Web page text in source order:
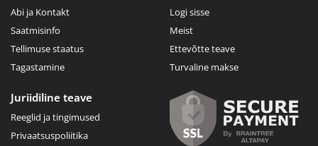
Abi ja Kontakt
Saatmisinfo
Tellimuse staatus
Tagastamine
Logi sisse
Meist
Ettevõtte teave
Turvaline makse
Juriidiline teave
Reeglid ja tingimused
Privaatsuspoliitika